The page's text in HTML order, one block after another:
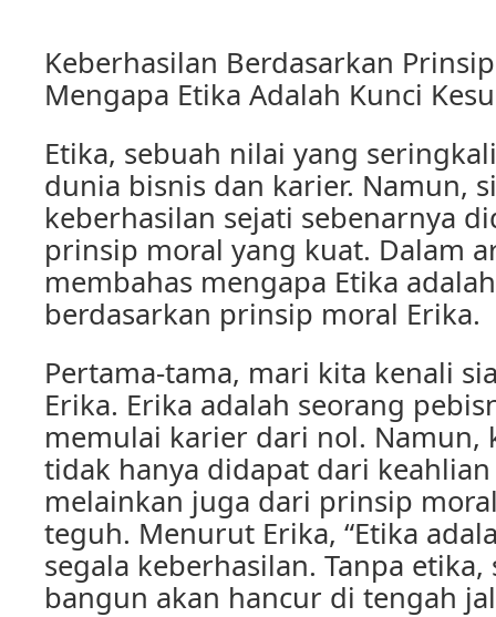
Keberhasilan Berdasarkan
Mengapa Etika Adalah Kunci
Etika, sebuah nilai yang
dunia bisnis dan karier. Namun,
keberhasilan sejati sebenarnya
prinsip moral yang kuat. Dalam
membahas mengapa Etika
berdasarkan prinsip moral Erika.
Pertama-tama, mari kita kenali
Erika. Erika adalah seorang
memulai karier dari nol. Namun,
tidak hanya didapat dari
melainkan juga dari prinsip
teguh. Menurut Erika, “Etika
segala keberhasilan. Tanpa
bangun akan hancur di tengah